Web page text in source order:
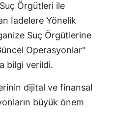
Örgütleri ile
İadelere Yönelik
Suç Örgütlerine
Operasyonlar"
bilgi verildi.
dijital ve finansal
büyük önem